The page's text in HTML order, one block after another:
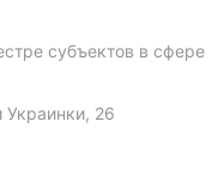
субъектов в сфере
Украинки, 26